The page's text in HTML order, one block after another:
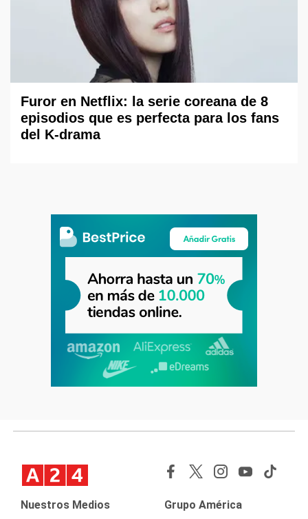
Furor en Netflix: la serie coreana de 8
episodios que es perfecta para los fans
del K-drama
Nuestros Medios Grupo América